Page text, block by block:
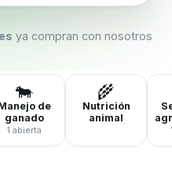
ya compran con nosotros
🐄
de
ganado
1 abierta
🌾
Nutrición
animal